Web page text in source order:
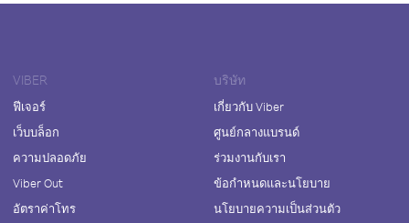
VIBER
ฟีเจอร์
เว็บบล็อก
ความปลอดภัย
Viber Out
อัตราค่าโทร
บริษัท
เกี่ยวกับ Viber
ศูนย์กลางแบรนด์
ร่วมงานกับเรา
ข้อกำหนดและนโยบาย
นโยบายความเป็นส่วนตัว